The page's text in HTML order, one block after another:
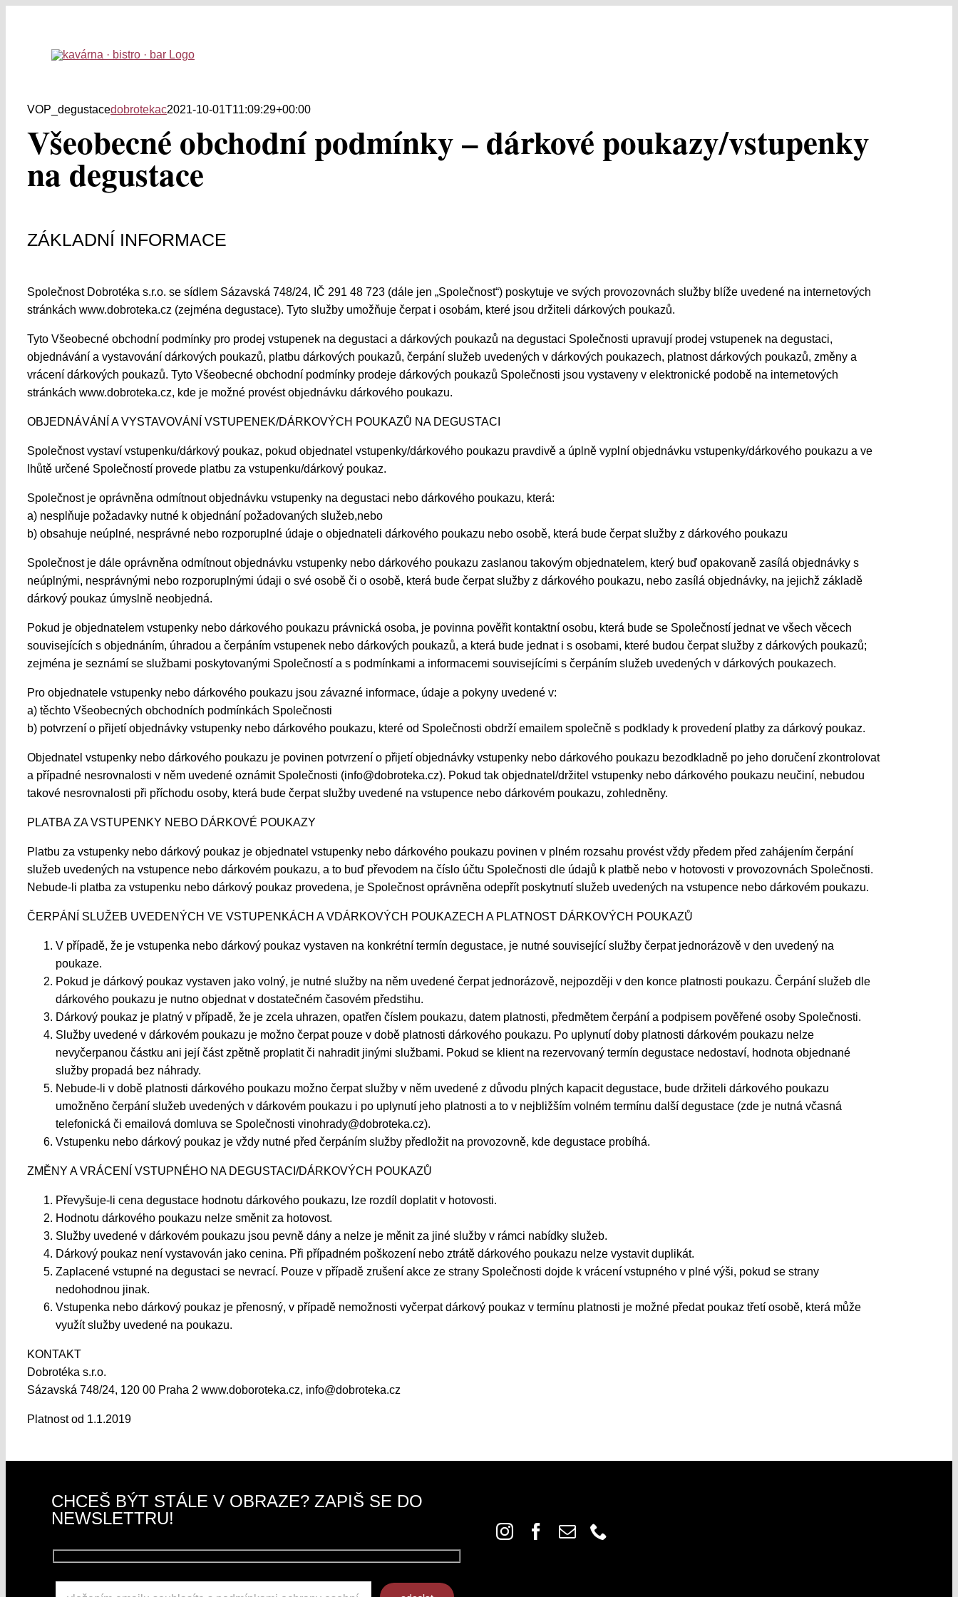
VOP_degustacedobrotekac2021-10-01T11:09:29+00:00
Všeobecné obchodní podmínky – dárkové poukazy/vstupenky
na degustace
ZÁKLADNÍ INFORMACE
Společnost Dobrotéka s.r.o. se sídlem Sázavská 748/24, IČ 291 48 723 (dále jen „Společnost“) poskytuje ve svých provozovnách služby blíže uvedené na internetových
stránkách www.dobroteka.cz (zejména degustace). Tyto služby umožňuje čerpat i osobám, které jsou držiteli dárkových poukazů.
Tyto Všeobecné obchodní podmínky pro prodej vstupenek na degustaci a dárkových poukazů na degustaci Společnosti upravují prodej vstupenek na degustaci,
objednávání a vystavování dárkových poukazů, platbu dárkových poukazů, čerpání služeb uvedených v dárkových poukazech, platnost dárkových poukazů, změny a
vrácení dárkových poukazů. Tyto Všeobecné obchodní podmínky prodeje dárkových poukazů Společnosti jsou vystaveny v elektronické podobě na internetových
stránkách www.dobroteka.cz, kde je možné provést objednávku dárkového poukazu.
OBJEDNÁVÁNÍ A VYSTAVOVÁNÍ VSTUPENEK/DÁRKOVÝCH POUKAZŮ NA DEGUSTACI
Společnost vystaví vstupenku/dárkový poukaz, pokud objednatel vstupenky/dárkového poukazu pravdivě a úplně vyplní objednávku vstupenky/dárkového poukazu a ve
lhůtě určené Společností provede platbu za vstupenku/dárkový poukaz.
Společnost je oprávněna odmítnout objednávku vstupenky na degustaci nebo dárkového poukazu, která:
a) nesplňuje požadavky nutné k objednání požadovaných služeb,nebo
b) obsahuje neúplné, nesprávné nebo rozporuplné údaje o objednateli dárkového poukazu nebo osobě, která bude čerpat služby z dárkového poukazu
Společnost je dále oprávněna odmítnout objednávku vstupenky nebo dárkového poukazu zaslanou takovým objednatelem, který buď opakovaně zasílá objednávky s
neúplnými, nesprávnými nebo rozporuplnými údaji o své osobě či o osobě, která bude čerpat služby z dárkového poukazu, nebo zasílá objednávky, na jejichž základě
dárkový poukaz úmyslně neobjedná.
Pokud je objednatelem vstupenky nebo dárkového poukazu právnická osoba, je povinna pověřit kontaktní osobu, která bude se Společností jednat ve všech věcech
souvisejících s objednáním, úhradou a čerpáním vstupenek nebo dárkových poukazů, a která bude jednat i s osobami, které budou čerpat služby z dárkových poukazů;
zejména je seznámí se službami poskytovanými Společností a s podmínkami a informacemi souvisejícími s čerpáním služeb uvedených v dárkových poukazech.
Pro objednatele vstupenky nebo dárkového poukazu jsou závazné informace, údaje a pokyny uvedené v:
a) těchto Všeobecných obchodních podmínkách Společnosti
b) potvrzení o přijetí objednávky vstupenky nebo dárkového poukazu, které od Společnosti obdrží emailem společně s podklady k provedení platby za dárkový poukaz.
Objednatel vstupenky nebo dárkového poukazu je povinen potvrzení o přijetí objednávky vstupenky nebo dárkového poukazu bezodkladně po jeho doručení zkontrolovat
a případné nesrovnalosti v něm uvedené oznámit Společnosti (info@dobroteka.cz). Pokud tak objednatel/držitel vstupenky nebo dárkového poukazu neučiní, nebudou
takové nesrovnalosti při příchodu osoby, která bude čerpat služby uvedené na vstupence nebo dárkovém poukazu, zohledněny.
PLATBA ZA VSTUPENKY NEBO DÁRKOVÉ POUKAZY
Platbu za vstupenky nebo dárkový poukaz je objednatel vstupenky nebo dárkového poukazu povinen v plném rozsahu provést vždy předem před zahájením čerpání
služeb uvedených na vstupence nebo dárkovém poukazu, a to buď převodem na číslo účtu Společnosti dle údajů k platbě nebo v hotovosti v provozovnách Společnosti.
Nebude-li platba za vstupenku nebo dárkový poukaz provedena, je Společnost oprávněna odepřít poskytnutí služeb uvedených na vstupence nebo dárkovém poukazu.
ČERPÁNÍ SLUŽEB UVEDENÝCH VE VSTUPENKÁCH A VDÁRKOVÝCH POUKAZECH A PLATNOST DÁRKOVÝCH POUKAZŮ
V případě, že je vstupenka nebo dárkový poukaz vystaven na konkrétní termín degustace, je nutné související služby čerpat jednorázově v den uvedený na
poukaze.
Pokud je dárkový poukaz vystaven jako volný, je nutné služby na něm uvedené čerpat jednorázově, nejpozději v den konce platnosti poukazu. Čerpání služeb dle
dárkového poukazu je nutno objednat v dostatečném časovém předstihu.
Dárkový poukaz je platný v případě, že je zcela uhrazen, opatřen číslem poukazu, datem platnosti, předmětem čerpání a podpisem pověřené osoby Společnosti.
Služby uvedené v dárkovém poukazu je možno čerpat pouze v době platnosti dárkového poukazu. Po uplynutí doby platnosti dárkovém poukazu nelze
nevyčerpanou částku ani její část zpětně proplatit či nahradit jinými službami. Pokud se klient na rezervovaný termín degustace nedostaví, hodnota objednané
služby propadá bez náhrady.
Nebude-li v době platnosti dárkového poukazu možno čerpat služby v něm uvedené z důvodu plných kapacit degustace, bude držiteli dárkového poukazu
umožněno čerpání služeb uvedených v dárkovém poukazu i po uplynutí jeho platnosti a to v nejbližším volném termínu další degustace (zde je nutná včasná
telefonická či emailová domluva se Společnosti vinohrady@dobroteka.cz).
Vstupenku nebo dárkový poukaz je vždy nutné před čerpáním služby předložit na provozovně, kde degustace probíhá.
ZMĚNY A VRÁCENÍ VSTUPNÉHO NA DEGUSTACI/DÁRKOVÝCH POUKAZŮ
Převyšuje-li cena degustace hodnotu dárkového poukazu, lze rozdíl doplatit v hotovosti.
Hodnotu dárkového poukazu nelze směnit za hotovost.
Služby uvedené v dárkovém poukazu jsou pevně dány a nelze je měnit za jiné služby v rámci nabídky služeb.
Dárkový poukaz není vystavován jako cenina. Při případném poškození nebo ztrátě dárkového poukazu nelze vystavit duplikát.
Zaplacené vstupné na degustaci se nevrací. Pouze v případě zrušení akce ze strany Společnosti dojde k vrácení vstupného v plné výši, pokud se strany
nedohodnou jinak.
Vstupenka nebo dárkový poukaz je přenosný, v případě nemožnosti vyčerpat dárkový poukaz v termínu platnosti je možné předat poukaz třetí osobě, která může
využít služby uvedené na poukazu.
KONTAKT
Dobrotéka s.r.o.
Sázavská 748/24, 120 00 Praha 2 www.doboroteka.cz, info@dobroteka.cz
Platnost od 1.1.2019
CHCEŠ BÝT STÁLE V OBRAZE? ZAPIŠ SE DO
NEWSLETTRU!